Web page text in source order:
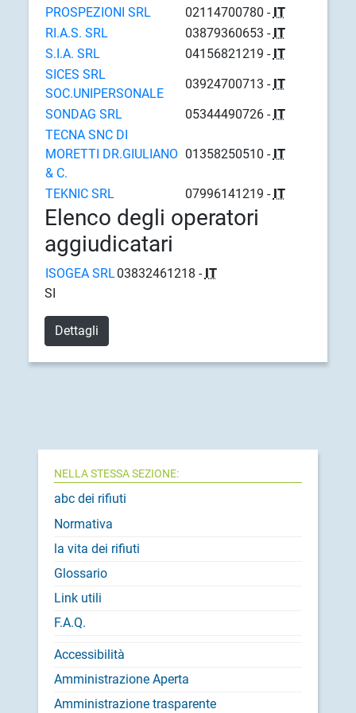
PROSPEZIONI SRL 02114700780 - IT
RI.A.S. SRL
03879360653 - IT
S.I.A. SRL
04156821219 - IT
SICES SRL
SOC.UNIPERSONALE
03924700713 - IT
SONDAG SRL
05344490726 - IT
TECNA SNC DI
MORETTI DR.GIULIANO
& C.
01358250510 - IT
TEKNIC SRL 07996141219 - IT
Elenco degli operatori
aggiudicatari
ISOGEA SRL03832461218 - IT
SI
Dettagli
NELLA STESSA SEZIONE:
abc dei rifiuti
Normativa
la vita dei rifiuti
Glossario
Link utili
F.A.Q.
Accessibilità
Amministrazione Aperta
Amministrazione trasparente